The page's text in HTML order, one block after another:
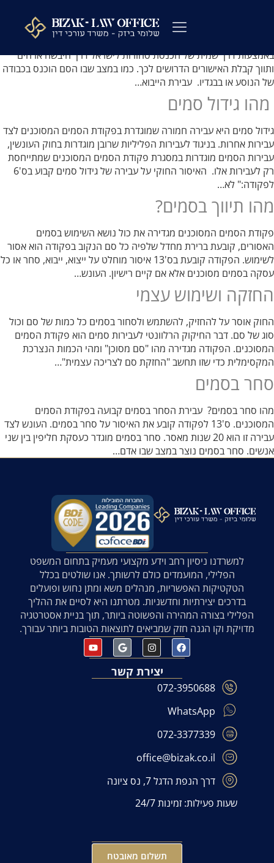
מהו ייבוא של סם מסוכן? החוק מגדיר יבוא כהכנסת סם לישראל שלא
באמצעות דרך שמית של הכנסת סחורות לישראל דרך היבשה או הים
ותווך קבלת האישורים הדרושים לכך. כמו במצב שבו הסם הוכנס בכבודה
של הנוסע או בבגדיו. עבירת הייבוא…
מהו גידול סמים
גידול סמים היא עבירה חמורה שמוגדרת בפקודת הסמים המסוכנים לצד
עבירות אחרות. בניגוד לעבירות הפליליות שרובן מוגדרות בחוק העונשין,
עבירות הסמים מוגדרות במסגרת פקודת הסמים המסוכנים שמתייחסת
רק לעבירות אלו. האיסור החוקי על עבירה של גידול סמים קבוע בס'6
לפקודה:" לא…
מהו תיווך בסמים?
פקודת הסמים המסוכנים מגדירה את כול נושא השימוש בסמים
האסורים, קובעת ברירת מחדל שלפיה כל סם הנקוב בפקודה הוא אסור
לשימוש. הפקודה קובעת בס'13 איסור מוחלט על ייצוא, ייבוא, סחר או כל
עסקה בסמים מסוכנים אלא אם קיים רישיון. העונש…
החזקה ושימוש עצמי
החוק אוסר על להחזיק, להשתמש ולסחור בסמים כל כמות של סם וכול
סוג של סם. דבר החיקוק הרלוונטי לעבירות סמים הוא פקודת הסמים
המסוכנים. הפקודה מגדירה מהו "סם מסוכן" ומהי הכמות הנצרכת
המקסימלית כדי שזו תחשב "החזקת סם לצריכה עצמית"…
סחר בסמים
מהו סחר בסמים? עבירת הסחר בסמים קבועה בפקודת הסמים
המסוכנים. ס'13 לפקודה קובע את האיסור על סחר בסמים. העונש לצד
עבירה זו הוא 20 שנות מאסר. סחר בסמים מוגדר כעסקת חליפין בין שני
אנשים. סחר בסמים נוצר במצב שבו אדם…
למשרדנו ניסיון רחב וידע מקצועי מעמיק בתחום המשפט
הפלילי, המועמדים כולם לרשותך. אנו שולטים בכלל
הטקטיקות האפשריות, מנהלים משא ומתן נחוש ופועלים
בדרכים יצירתיות וחדשניות. מטרתנו היא לסיים את ההליך
הפלילי בצורה המהירה והפשוטה ביותר, תוך בניית אסטרטגיה
מדויקת וקו הגנה חזק שמביאים לתוצאות הטובות ביותר עבורך.
יצירת קשר
072-3950688
WhatsApp
072-3377339
office@bizak.co.il
דרך הנפת הדגל 7, נס ציונה
שעות פעילות: זמינות 24/7
תשלום מאובטח